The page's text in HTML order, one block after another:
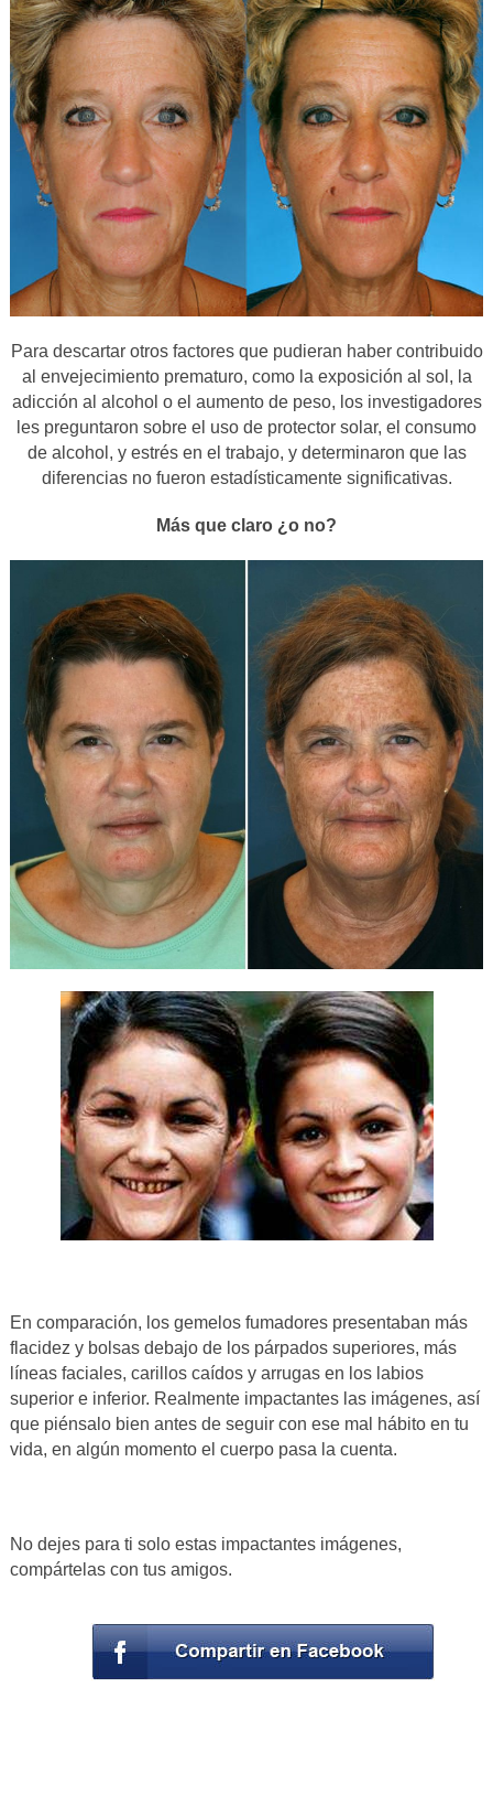
Para descartar otros factores que pudieran haber contribuido
al envejecimiento prematuro, como la exposición al sol, la
adicción al alcohol o el aumento de peso, los investigadores
les preguntaron sobre el uso de protector solar, el consumo
de alcohol, y estrés en el trabajo, y determinaron que las
diferencias no fueron estadísticamente significativas.
Más que claro ¿o no?
En comparación, los gemelos fumadores presentaban más
flacidez y bolsas debajo de los párpados superiores, más
líneas faciales, carillos caídos y arrugas en los labios
superior e inferior. Realmente impactantes las imágenes, así
que piénsalo bien antes de seguir con ese mal hábito en tu
vida, en algún momento el cuerpo pasa la cuenta.
No dejes para ti solo estas impactantes imágenes,
compártelas con tus amigos.